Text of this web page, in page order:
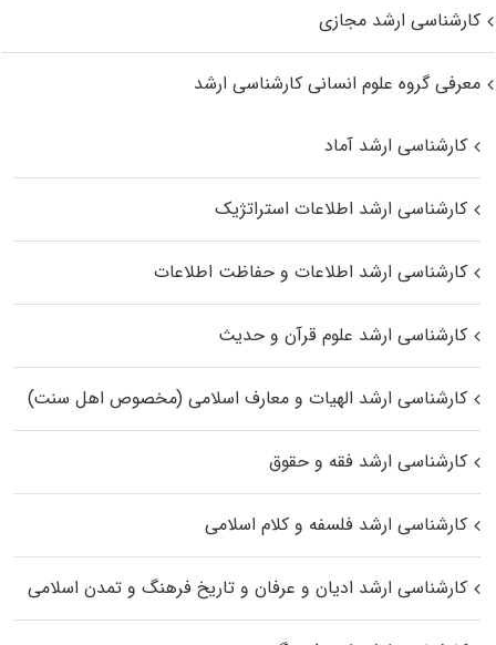
کارشناسی ارشد مجازی
معرفی گروه علوم انسانی کارشناسی ارشد
کارشناسی ارشد آماد
کارشناسی ارشد اطلاعات استراتژیک
کارشناسی ارشد اطلاعات و حفاظت اطلاعات
کارشناسی ارشد علوم قرآن و حدیث
کارشناسی ارشد الهیات و معارف اسلامی (مخصوص اهل سنت)
کارشناسی ارشد فقه و حقوق
کارشناسی ارشد فلسفه و کلام اسلامی
کارشناسی ارشد ادیان و عرفان و تاریخ فرهنگ و تمدن اسلامی